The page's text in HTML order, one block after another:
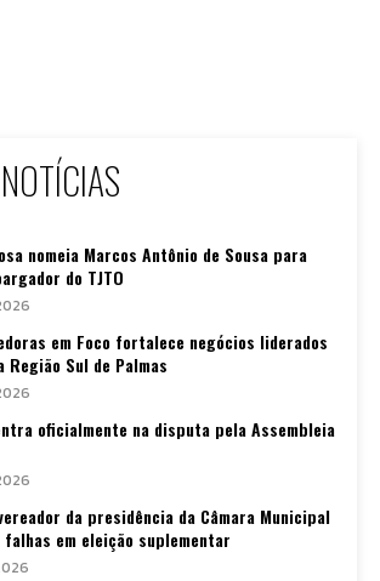
nomeia Marcos Antônio de Sousa para
do TJTO
em Foco fortalece negócios liderados
Região Sul de Palmas
oficialmente na disputa pela Assembleia
da presidência da Câmara Municipal
falhas em eleição suplementar